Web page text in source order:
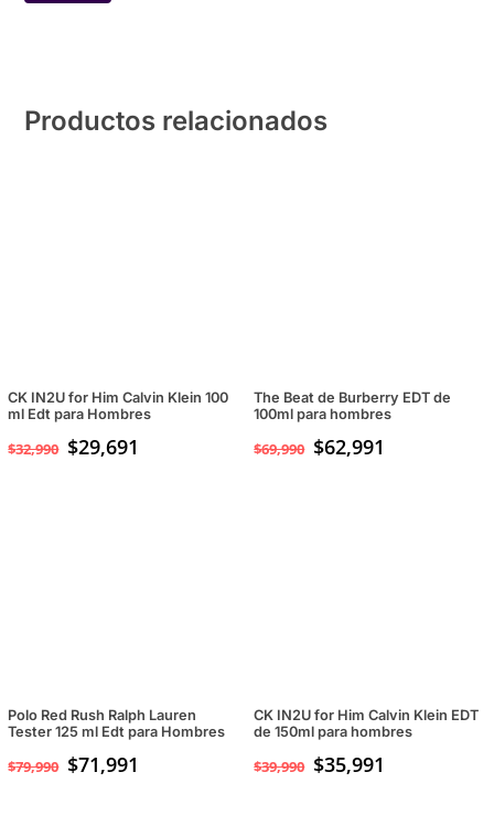
Productos relacionados
CK IN2U for Him Calvin Klein 100
ml Edt para Hombres
$32,990 $29,691
The Beat de Burberry EDT de
100ml para hombres
$69,990 $62,991
Polo Red Rush Ralph Lauren
Tester 125 ml Edt para Hombres
$79,990 $71,991
CK IN2U for Him Calvin Klein EDT
de 150ml para hombres
$39,990 $35,991